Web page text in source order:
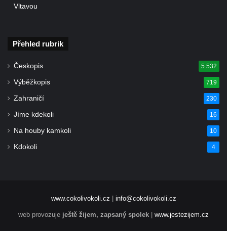
Pomník padlým rudoarmějcům na hřbitově
hřbitova v Rumburku
Pomník obětem 1. světové války na hřbitově
ve Velkém Šenově
Hrob Heinricha Hoffmanna na hřbitově ve
Vltavou
Přehled rubrik
Českopis 5 532
Výběžkopis 719
Zahraničí 230
Jíme kdekoli 16
Na houby kamkoli 10
Kdokoli 4
www.cokolivokoli.cz | info@cokolivokoli.cz
web provozuje ještě žijem, zapsaný spolek | www.jestezijem.cz